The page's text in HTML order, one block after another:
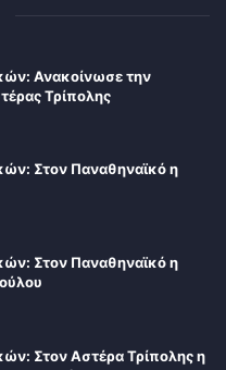
Ανακοίνωσε την
Τρίπολης
Στον Παναθηναϊκό η
Στον Παναθηναϊκό η
Στον Αστέρα Τρίπολης η